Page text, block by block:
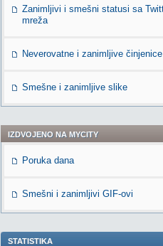
Zanimljivi i smešni statusi sa
mreža
Neverovatne i zanimljive činjenice
Smešne i zanimljive slike
IZDVOJENO NA MYCITY
Poruka dana
Smešni i zanimljivi GIF-ovi
STATISTIKA